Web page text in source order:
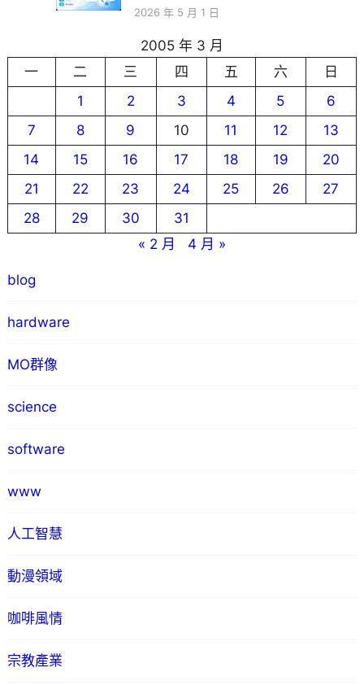
2026 年 5 月 1 日
2005 年 3 月
一
二 三 四 五 六
日
1
2 3 4 5
6
7
8 9 10 11 12
13
14
15 16 17 18 19
20
21
22 23 24 25 26
27
28
29 30
31
« 2 月
4 月 »
blog
hardware
MO群像
science
software
www
人工智慧
動漫領域
咖啡風情
宗教產業